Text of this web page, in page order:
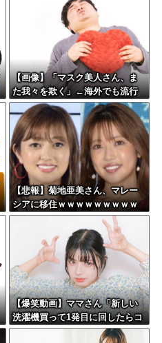
【画像】「マスク美人さん、ま
た我々を欺く」←海外でも流行
りだした結果がこちらw w w w
w w w
【悲報】菊地亜美さん、マレー
シアに移住ｗｗｗｗｗｗｗｗｗ
ｗｗｗｗｗｗｗｗｗｗｗｗｗｗ
【爆笑動画】ママさん「新しい
洗濯機買って1発目に回したらコ
レw」←こwれwはw w w w w w